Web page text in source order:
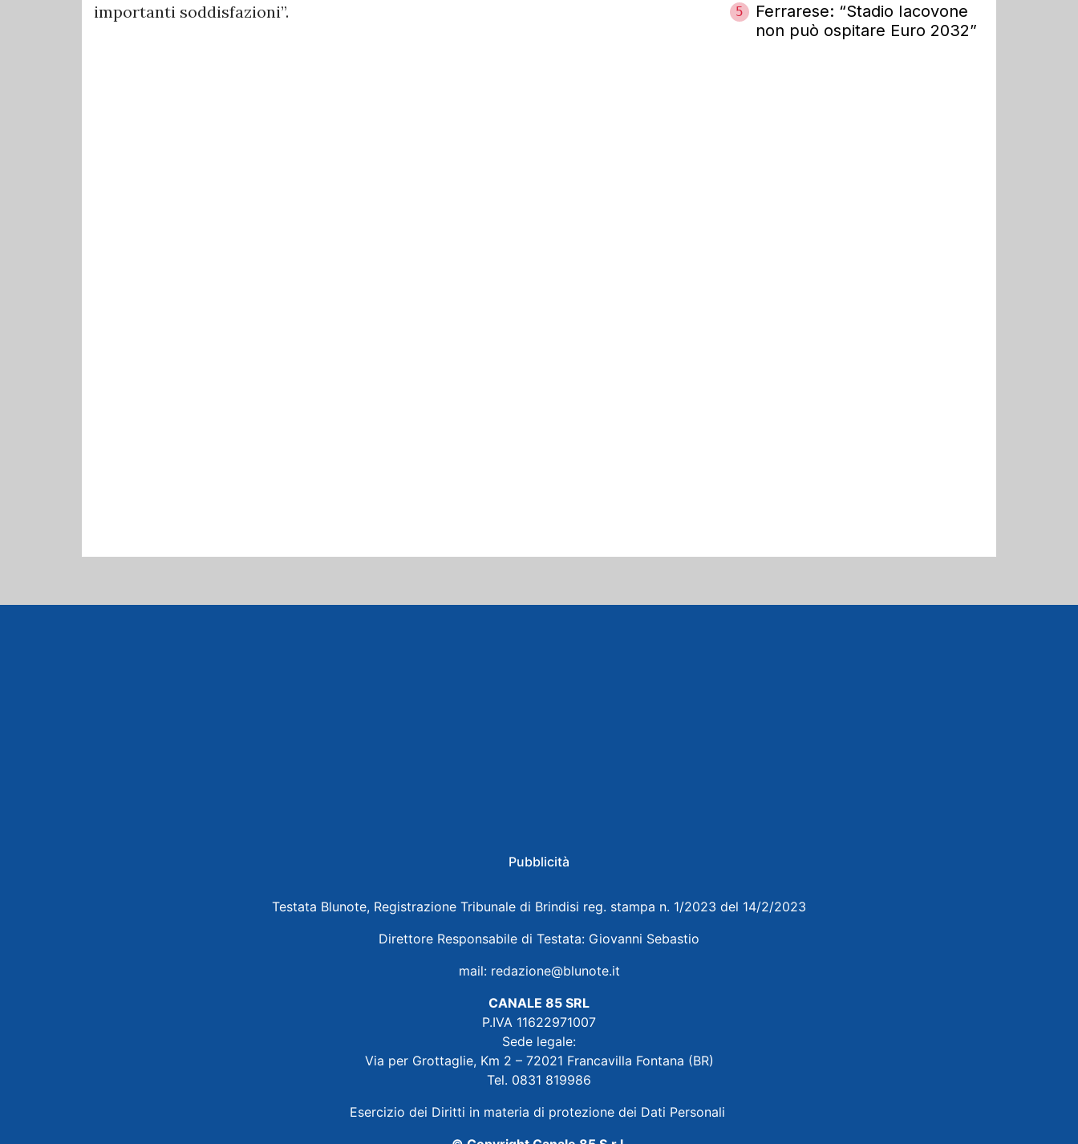
importanti soddisfazioni”.
5
Ferrarese: “Stadio Iacovone
non può ospitare Euro 2032”
Pubblicità
Testata Blunote, Registrazione Tribunale di Brindisi reg. stampa n. 1/2023 del 14/2/2023
Direttore Responsabile di Testata: Giovanni Sebastio
mail: redazione@blunote.it
CANALE 85 SRL
P.IVA 11622971007
Sede legale:
Via per Grottaglie, Km 2 – 72021 Francavilla Fontana (BR)
Tel. 0831 819986
Esercizio dei Diritti in materia di protezione dei Dati Personali